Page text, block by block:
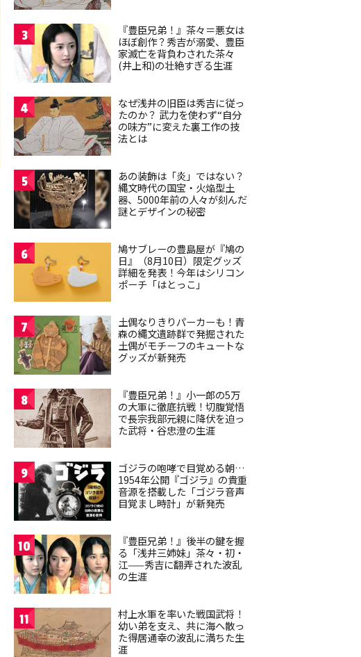
3
『豊臣兄弟！』茶々＝悪女は
ほぼ創作？秀吉が溺愛、豊臣
家滅亡を背負わされた茶々
(井上和)の壮絶すぎる生涯
4
なぜ浅井の旧臣は秀吉に従っ
たのか？ 武力を使わず“自分
の味方”に変えた裏工作の技
法とは
5
あの装飾は「炎」ではない？
縄文時代の国宝・火焔型土
器、5000年前の人々が刻んだ
謎とデザインの秘密
6
鳩サブレーの豊島屋が『鳩の
日』（8月10日）限定グッズ
詳細を発表！今年はシリコン
ポーチ「はとっこ」
7
土偶なりきりパーカーも！青
森の縄文遺跡群で発掘された
土偶がモチーフのキュートな
グッズが新発売
8
『豊臣兄弟！』小一郎の5万
の大軍に徹底抗戦！切腹覚悟
で長宗我部元親に降伏を迫っ
た武将・谷忠澄の生涯
9
ゴジラの咆哮で目覚める朝…
1954年公開『ゴジラ』の貴重
音源を搭載した「ゴジラ音声
目覚まし時計」が新発売
10
『豊臣兄弟！』後半の鍵を握
る「浅井三姉妹」茶々・初・
江——秀吉に翻弄された波乱
の生涯
11
村上水軍を率いた戦国武将！
幼い弟を支え、共に海へ散っ
た得居通幸の波乱に満ちた生
涯